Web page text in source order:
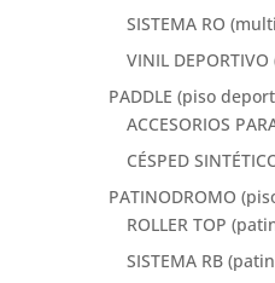
SISTEMA RO
VINIL
PADDLE (piso
ACCESORIOS
CÉSPED
PATINODROMO
ROLLER TOP
SISTEMA RB